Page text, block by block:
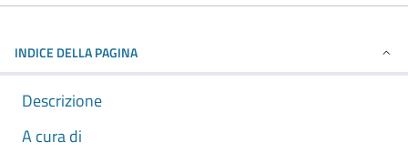
INDICE DELLA PAGINA
Descrizione
A cura di